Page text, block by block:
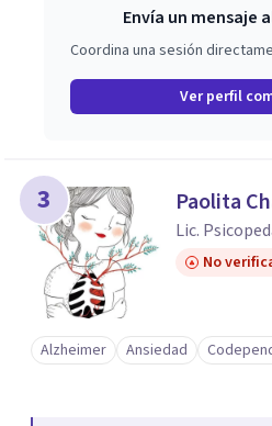
Envía un mensaje
Coordina una sesión
Ver perfil
3 Paolita
Lic.
No
Alzheimer Ansiedad